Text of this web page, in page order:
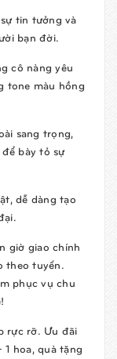
tin tưởng và
bạn đời.
cô nàng yêu
tone màu hồng
sang trọng,
bày tỏ sự
dễ dàng tạo
giờ giao chính
theo tuyến.
phục vụ chu
rực rỡ. Ưu đãi
1 hoa, quà tặng